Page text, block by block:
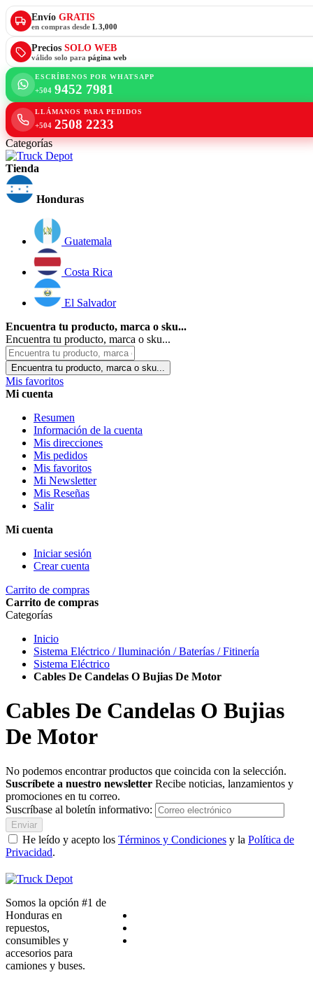
Envío GRATIS
en compras desde L 3,000
Precios SOLO WEB
válido solo para página web
ESCRÍBENOS POR WHATSAPP
+504 9452 7981
LLÁMANOS PARA PEDIDOS
+504 2508 2233
Categorías
Tienda
Honduras
Guatemala
Costa Rica
El Salvador
Encuentra tu producto, marca o sku...
Encuentra tu producto, marca o sku...
Encuentra tu producto, marca o sku...
Mis favoritos
Mi cuenta
Resumen
Información de la cuenta
Mis direcciones
Mis pedidos
Mis favoritos
Mi Newsletter
Mis Reseñas
Salir
Mi cuenta
Iniciar sesión
Crear cuenta
Carrito de compras
Carrito de compras
Categorías
Inicio
Sistema Eléctrico / Iluminación / Baterías / Fitinería
Sistema Eléctrico
Cables De Candelas O Bujias De Motor
Cables De Candelas O Bujias
De Motor
No podemos encontrar productos que coincida con la selección.
Suscríbete a nuestro newsletter Recibe noticias, lanzamientos y
promociones en tu correo.
Suscríbase al boletín informativo:
Enviar
He leído y acepto los Términos y Condiciones y la Política de
Privacidad.
Somos la opción #1 de
Honduras en
repuestos,
consumibles y
accesorios para
camiones y buses.